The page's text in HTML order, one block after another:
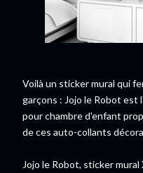
Voilà un sticker mural qui
garçons : Jojo le Robot est
pour chambre d'enfant
de ces auto-collants
Jojo le Robot, sticker